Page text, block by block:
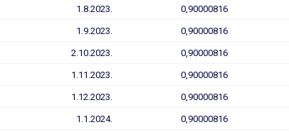
1.8.2023. 0,90000816
1.9.2023. 0,90000816
2.10.2023. 0,90000816
1.11.2023. 0,90000816
1.12.2023. 0,90000816
1.1.2024. 0,90000816